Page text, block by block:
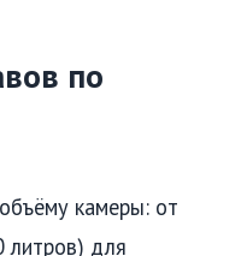
по
камеры: от
литров) для